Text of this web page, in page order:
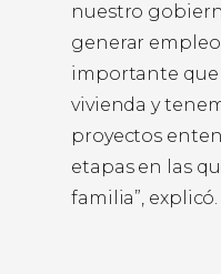
nuestro
generar
importante que
vivienda y
proyectos
etapas en las
familia”, explicó.